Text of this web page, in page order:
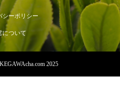
シーポリシー
について
2025